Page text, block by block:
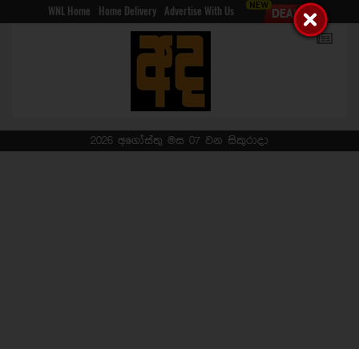
WNL Home Home Delivery Advertise With Us
2026 අගෝස්තු මස 07 වන සිකුරාදා